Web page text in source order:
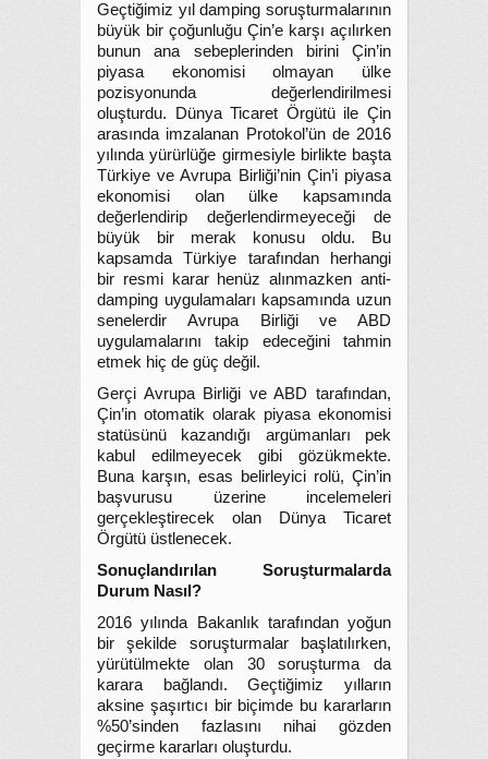
Geçtiğimiz yıl damping soruşturmalarının
büyük bir çoğunluğu Çin’e karşı açılırken
bunun ana sebeplerinden birini Çin’in
piyasa ekonomisi olmayan ülke
pozisyonunda değerlendirilmesi
oluşturdu. Dünya Ticaret Örgütü ile Çin
arasında imzalanan Protokol’ün de 2016
yılında yürürlüğe girmesiyle birlikte başta
Türkiye ve Avrupa Birliği’nin Çin’i piyasa
ekonomisi olan ülke kapsamında
değerlendirip değerlendirmeyeceği de
büyük bir merak konusu oldu. Bu
kapsamda Türkiye tarafından herhangi
bir resmi karar henüz alınmazken anti-
damping uygulamaları kapsamında uzun
senelerdir Avrupa Birliği ve ABD
uygulamalarını takip edeceğini tahmin
etmek hiç de güç değil.
Gerçi Avrupa Birliği ve ABD tarafından,
Çin’in otomatik olarak piyasa ekonomisi
statüsünü kazandığı argümanları pek
kabul edilmeyecek gibi gözükmekte.
Buna karşın, esas belirleyici rolü, Çin’in
başvurusu üzerine incelemeleri
gerçekleştirecek olan Dünya Ticaret
Örgütü üstlenecek.
Sonuçlandırılan Soruşturmalarda
Durum Nasıl?
2016 yılında Bakanlık tarafından yoğun
bir şekilde soruşturmalar başlatılırken,
yürütülmekte olan 30 soruşturma da
karara bağlandı. Geçtiğimiz yılların
aksine şaşırtıcı bir biçimde bu kararların
%50’sinden fazlasını nihai gözden
geçirme kararları oluşturdu.